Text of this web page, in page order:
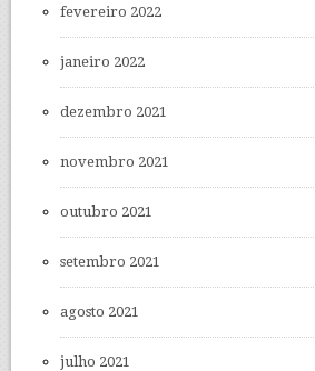
fevereiro 2022
janeiro 2022
dezembro 2021
novembro 2021
outubro 2021
setembro 2021
agosto 2021
julho 2021